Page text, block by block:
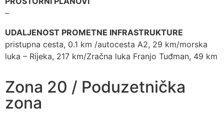
–
UDALJENOST PROMETNE INFRASTRUKTURE
pristupna cesta, 0.1 km /autocesta A2, 29 km/morska
luka – Rijeka, 217 km/Zračna luka Franjo Tuđman, 49 km
Zona 20 / Poduzetnička
zona